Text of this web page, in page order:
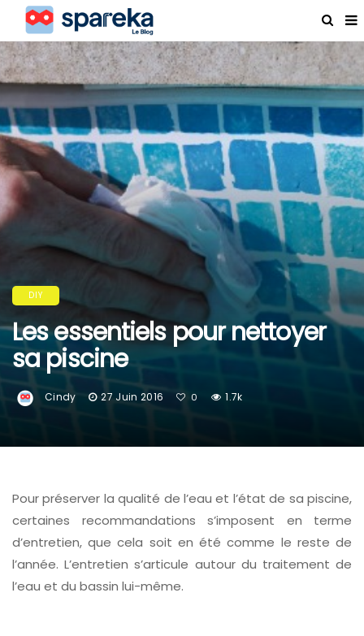
DIY
Les essentiels pour nettoyer
sa piscine
Cindy 27 Juin 2016 0 1.7k
Pour préserver la qualité de l’eau et l’état de sa piscine,
certaines recommandations s’imposent en terme
d’entretien, que cela soit en été comme le reste de
l’année. L’entretien s’articule autour du traitement de
l’eau et du bassin lui-même.